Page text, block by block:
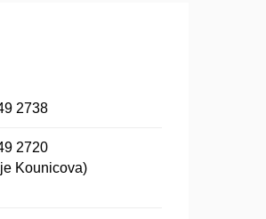
2738
2720
Kounicova)